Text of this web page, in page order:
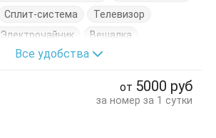
Сплит-система
Телевизор
Электрочайник
Вешалка
Кровать двуспальная
Все удобства
от 5000 руб
за номер за 1 сутки